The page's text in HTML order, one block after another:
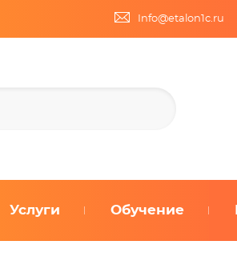
Info@etalon1c.ru
Услуги Обучение